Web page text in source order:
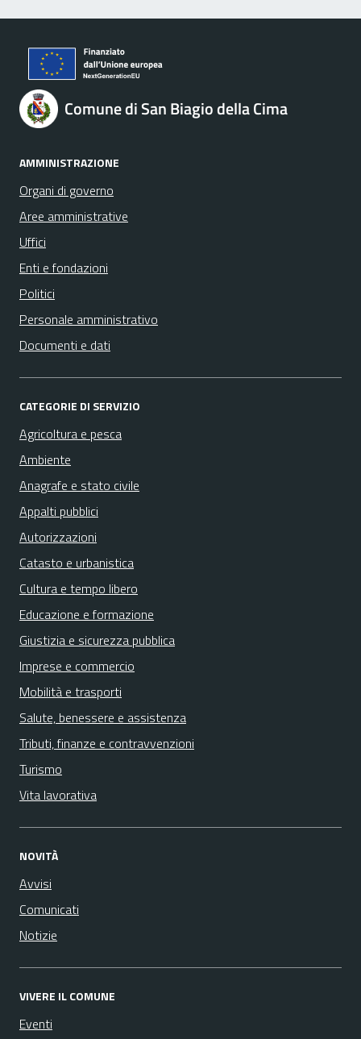
Comune di San Biagio della Cima
AMMINISTRAZIONE
Organi di governo
Aree amministrative
Uffici
Enti e fondazioni
Politici
Personale amministrativo
Documenti e dati
CATEGORIE DI SERVIZIO
Agricoltura e pesca
Ambiente
Anagrafe e stato civile
Appalti pubblici
Autorizzazioni
Catasto e urbanistica
Cultura e tempo libero
Educazione e formazione
Giustizia e sicurezza pubblica
Imprese e commercio
Mobilità e trasporti
Salute, benessere e assistenza
Tributi, finanze e contravvenzioni
Turismo
Vita lavorativa
NOVITÀ
Avvisi
Comunicati
Notizie
VIVERE IL COMUNE
Eventi